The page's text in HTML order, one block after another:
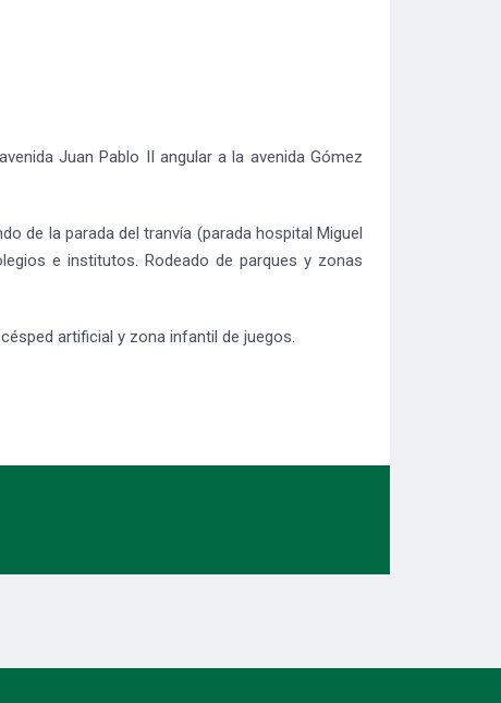
Juan Pablo II angular a la avenida Gómez
de la parada del tranvía (parada hospital Miguel
e institutos. Rodeado de parques y zonas
artificial y zona infantil de juegos.